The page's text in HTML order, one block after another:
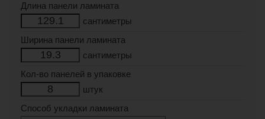
Длина панели ламината
сантиметры
Ширина панели ламината
сантиметры
Кол-во панелей в упаковке
штук
Способ укладки ламината